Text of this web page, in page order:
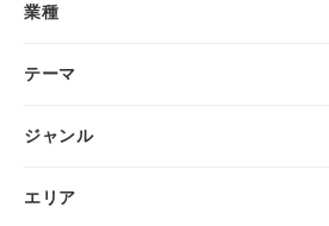
業種
テーマ
ジャンル
エリア